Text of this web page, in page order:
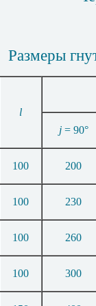
Размеры
l
j= 90°
100 200
100 230
100 260
100 300